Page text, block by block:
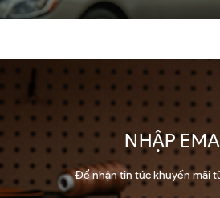
NHẬP
Để nhận tin tức khuyến mãi